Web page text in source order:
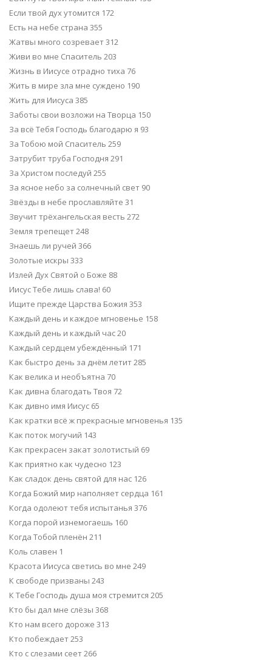
Если твой дух утомится 172
Есть на небе страна 355
Жатвы много созревает 312
Живи во мне Спаситель 203
Жизнь в Иисусе отрадно тиха 76
Жить в мире зла мне суждено 190
Жить для Иисуса 385
Заботы свои возложи на Творца 150
За всё Тебя Господь благодарю я 93
За Тобою мой Спаситель 259
Затрубит труба Господня 291
За Христом последуй 255
За ясное небо за солнечный свет 90
Звёзды в небе прославляйте 31
Звучит трёхангельская весть 272
Земля трепещет 248
Знаешь ли ручей 366
Золотые искры 333
Излей Дух Святой о Боже 88
Иисус Тебе лишь слава! 60
Ищите прежде Царства Божия 353
Каждый день и каждое мгновенье 158
Каждый день и каждый час 20
Каждый сердцем убеждённый 171
Как быстро день за днём летит 285
Как велика и необъятна 70
Как дивна благодать Твоя 72
Как дивно имя Иисус 65
Как кратки всё ж прекрасные мгновенья 135
Как поток могучий 143
Как прекрасен закат золотистый 69
Как приятно как чудесно 123
Как сладок день святой для нас 126
Когда Божий мир наполняет сердца 161
Когда одолеют тебя испытанья 376
Когда порой изнемогаешь 160
Когда Тобой пленён 211
Коль славен 1
Красота Иисуса светись во мне 249
К свободе призваны 243
К Тебе Господь душа моя стремится 205
Кто бы дал мне слёзы 368
Кто нам всего дороже 313
Кто побеждает 253
Кто с слезами сеет 266